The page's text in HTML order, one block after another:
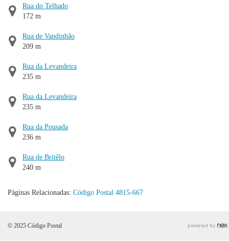
Rua do Telhado
172 m
Rua de Vandinhão
209 m
Rua da Levandeira
235 m
Rua da Levandeira
235 m
Rua da Pousada
236 m
Rua de Britêlo
240 m
Páginas Relacionadas: Código Postal 4815-667
© 2025 Código Postal